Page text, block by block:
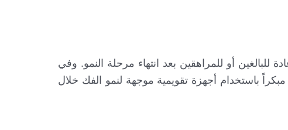
للبالغين أو للمراهقين بعد انتهاء مرحلة النمو. وفي
باستخدام أجهزة تقويمية موجهة لنمو الفك خلال